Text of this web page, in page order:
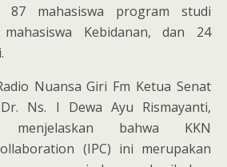
mahasiswa program studi
Kebidanan, dan 24
Nuansa Giri Fm Ketua Senat
Ns. I Dewa Ayu Rismayanti,
menjelaskan bahwa KKN
(IPC) ini merupakan